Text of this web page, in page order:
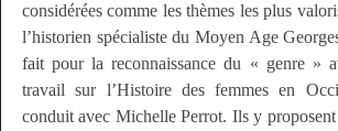
considérées comme les thèmes les plus
l’historien spécialiste du Moyen Age
fait pour la reconnaissance du « genre »
travail sur l’Histoire des femmes en
conduit avec Michelle Perrot. Ils y